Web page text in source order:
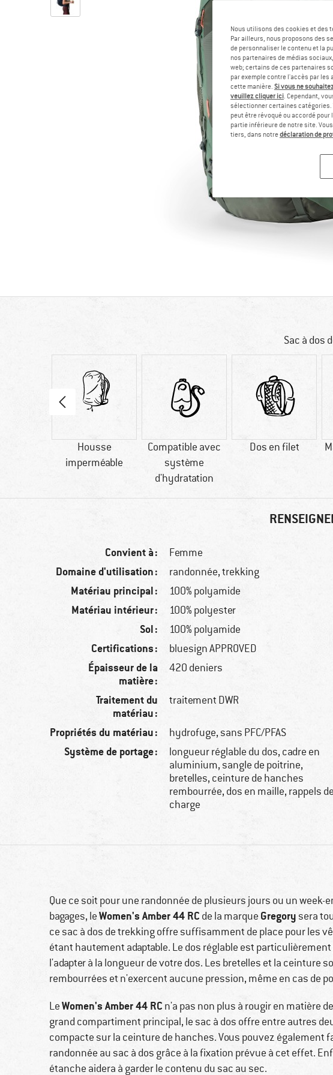
Sac à dos
Housse
imperméable
Compatible avec
système
d'hydratation
Dos en filet
Convient à : Femme
Domaine d'utilisation : randonnée, trekking
Matériau principal : 100% polyamide
Matériau intérieur : 100% polyester
Sol : 100% polyamide
Certifications : bluesign APPROVED
Épaisseur de la
matière :
420 deniers
Traitement du
matériau :
traitement DWR
Propriétés du matériau : hydrofuge, sans PFC/PFAS
Système de portage :
longueur réglable du dos, cadre en
aluminium, sangle de poitrine,
bretelles, ceinture de hanches
rembourrée, dos en maille, rappels de
charge
Que ce soit pour une randonnée de plusieurs jours ou un week-
bagages, leWomen's Amber 44 RCde la marque Gregory sera
ce sac à dos de trekking offre suffisamment de place pour les
étant hautement adaptable. Le dos réglable est
l'adapter à la longueur de votre dos. Les bretelles et la ceinture
rembourrées et n'exercent aucune pression, même en cas de
LeWomen's Amber 44 RCn'a pas non plus à rougir en matière
grand compartiment principal, le sac à dos offre entre autres
compacte sur la ceinture de hanches. Vous pouvez également
randonnée au sac à dos grâce à la fixation prévue à cet effet.
étanche aidera à garder le contenu du sac au sec.
Nous utilisons des cookies et des
Par ailleurs, nous proposons des
de personnaliser le contenu et la
nos partenaires de médias
web; certains de ces partenaires
par exemple contre l'accès par
cette manière. Si vous ne
veuillez cliquer ici. Cependant,
sélectionner certaines catégories.
peut être révoqué ou accordé
partie inférieure de notre site.
tiers, dans notredéclaration de